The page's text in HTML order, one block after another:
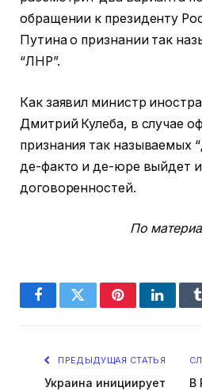
обращении к президенту
Путина о признании так
“ЛНР”.
Как заявил министр
Дмитрий Кулеба, в случае
признания так называемых
де-факто и де-юре выйдет
договоренностей.
По
FacebookTwitterPinterest
ПРЕДЫДУЩАЯ СТАТЬЯ
Украина инициирует
В